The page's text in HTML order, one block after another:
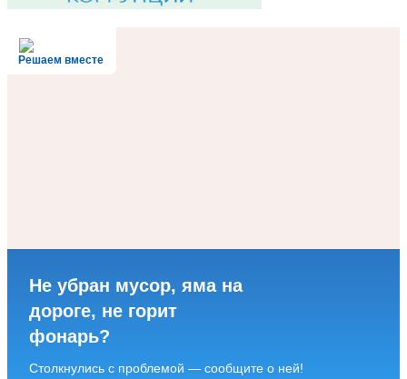
Решаем вместе
Не убран мусор, яма на
дороге, не горит
фонарь?
Столкнулись с проблемой — сообщите о ней!